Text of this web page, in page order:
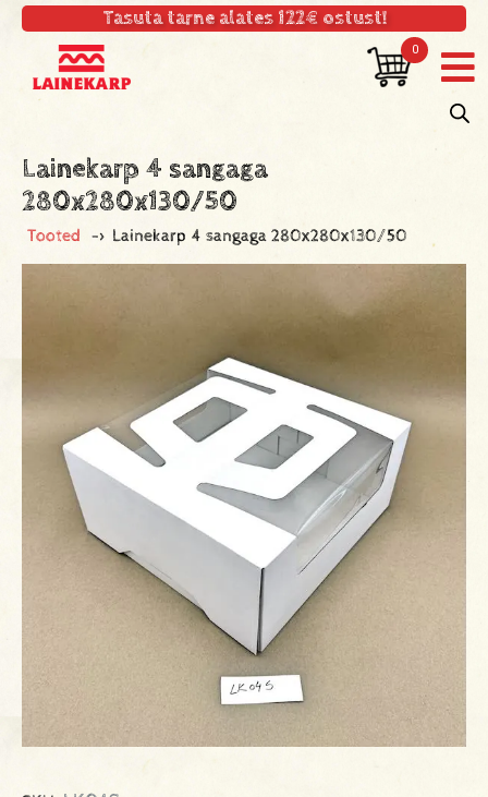
Tasuta tarne alates 122€ ostust!
0
Lainekarp 4 sangaga
280x280x130/50
Tooted -> Lainekarp 4 sangaga 280x280x130/50